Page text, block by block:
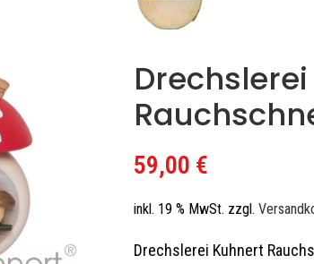
59,00 €
inkl. 19 % MwSt. zzgl.
Drechslerei Kuhnert